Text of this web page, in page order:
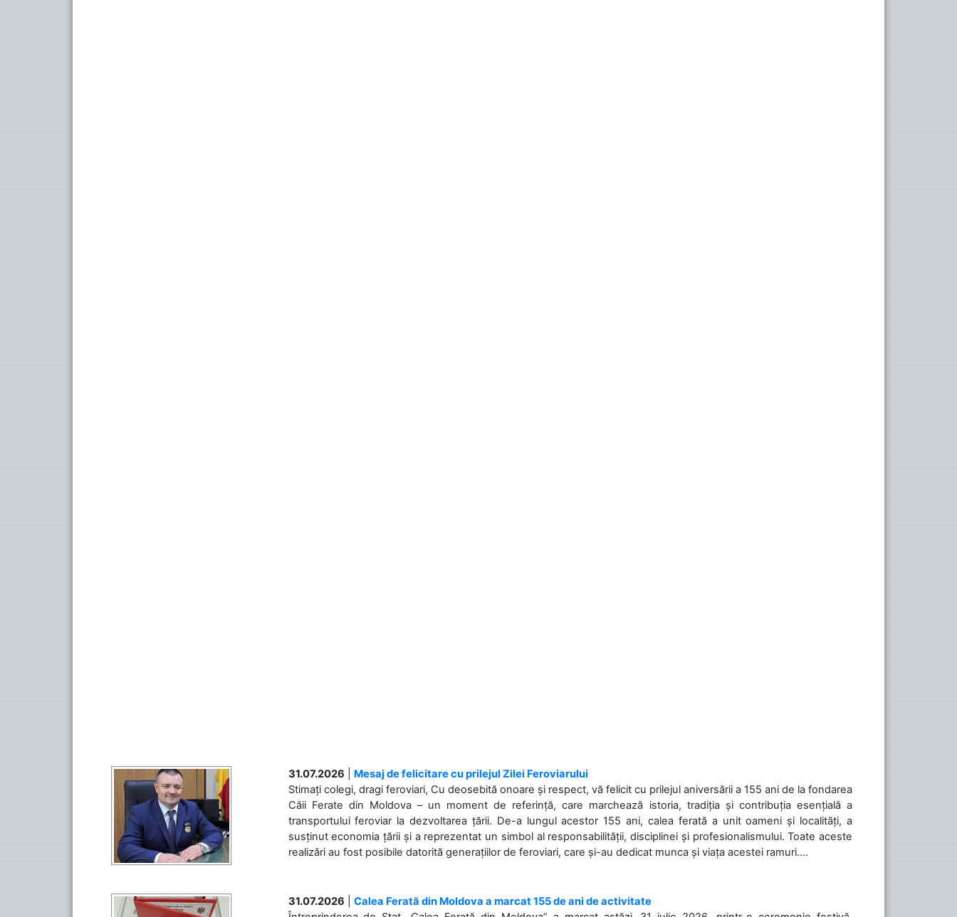
31.07.2026
Mesaj de felicitare cu prilejul Zilei Feroviarului
Stimați colegi, dragi feroviari, Cu deosebită onoare și respect, vă felicit cu prilejul aniversării a 155 ani de la fondarea
Căii Ferate din Moldova – un moment de referință, care marchează istoria, tradiția și contribuția esențială a
transportului feroviar la dezvoltarea țării. De-a lungul acestor 155 ani, calea ferată a unit oameni și localități, a
susținut economia țării și a reprezentat un simbol al responsabilității, disciplinei și profesionalismului. Toate aceste
realizări au fost posibile datorită generațiilor de feroviari, care și-au dedicat munca și viața acestei ramuri....
31.07.2026
Calea Ferată din Moldova a marcat 155 de ani de activitate